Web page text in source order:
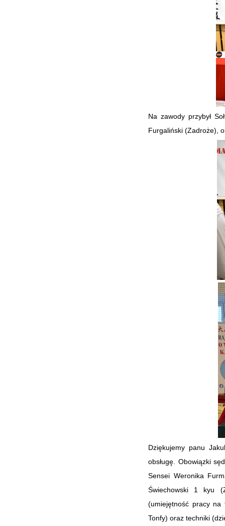
Na zawody przybył
Furgaliński (Zadroże),
Dziękujemy panu
obsługę. Obowiązki
Sensei Weronika
Świechowski 1 kyu
(umiejętność pracy na
Tonfy) oraz techniki